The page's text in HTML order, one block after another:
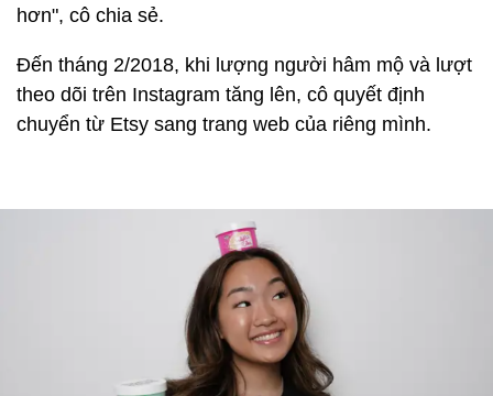
hơn", cô chia sẻ.
Đến tháng 2/2018, khi lượng người hâm mộ và lượt
theo dõi trên Instagram tăng lên, cô quyết định
chuyển từ Etsy sang trang web của riêng mình.